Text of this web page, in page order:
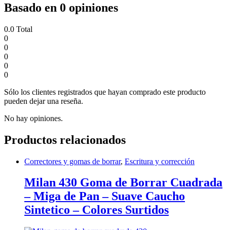
Basado en 0 opiniones
0.0 Total
0
0
0
0
0
Sólo los clientes registrados que hayan comprado este producto
pueden dejar una reseña.
No hay opiniones.
Productos relacionados
Correctores y gomas de borrar, Escritura y corrección
Milan 430 Goma de Borrar Cuadrada
– Miga de Pan – Suave Caucho
Sintetico – Colores Surtidos